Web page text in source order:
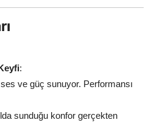
:
ve güç sunuyor. Performansı
sunduğu konfor gerçekten